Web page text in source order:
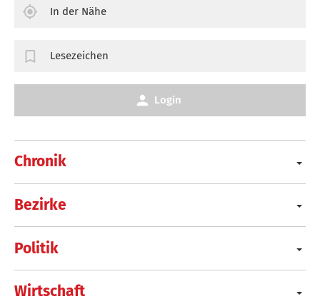
Chronik
Bezirke
Politik
Wirtschaft
In der Nähe
Lesezeichen
Login